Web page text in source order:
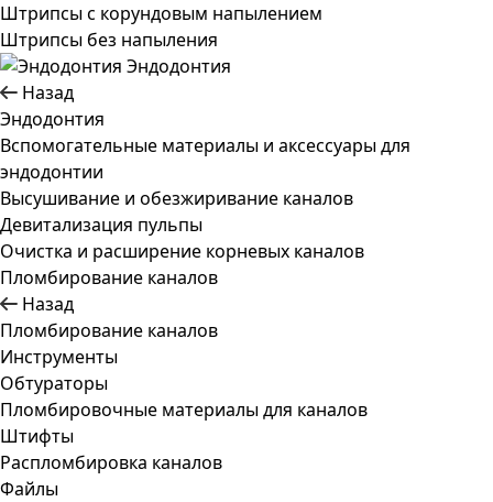
Штрипсы c корундовым напылением
Штрипсы без напыления
Эндодонтия
Назад
Эндодонтия
Вспомогательные материалы и аксессуары для
эндодонтии
Высушивание и обезжиривание каналов
Девитализация пульпы
Очистка и расширение корневых каналов
Пломбирование каналов
Назад
Пломбирование каналов
Инструменты
Обтураторы
Пломбировочные материалы для каналов
Штифты
Распломбировка каналов
Файлы